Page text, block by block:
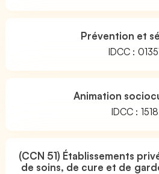
Prévention et
IDCC :
Animation
IDCC : 1518
(CCN 51) Établissements
de soins, de cure et de